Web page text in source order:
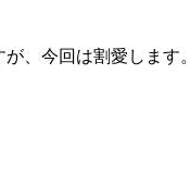
、今回は割愛します。